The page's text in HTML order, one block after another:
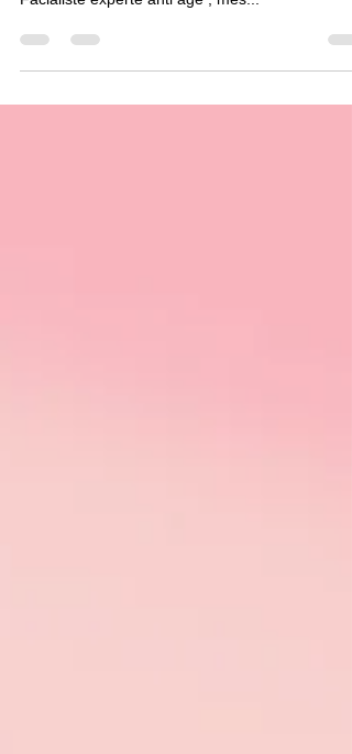
vous, détendez vous, je m’occupe de votre peau.
Facialiste experte anti âge , mes...